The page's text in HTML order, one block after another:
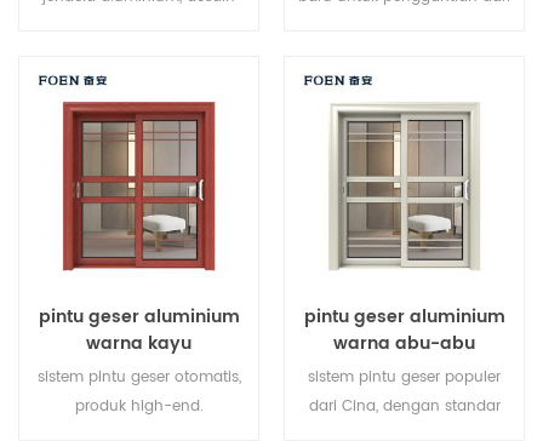
pintu geser aluminium
warna kayu
sistem pintu geser otomatis,
produk high-end.
pintu geser aluminium
warna abu-abu
sistem pintu geser populer
dari Cina, dengan standar